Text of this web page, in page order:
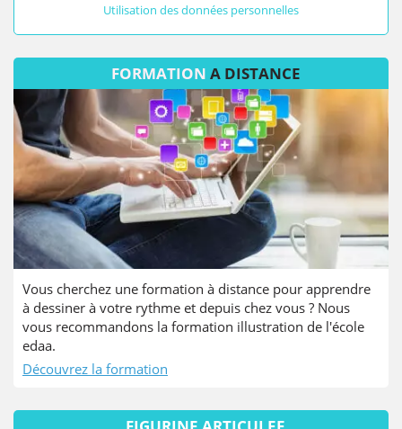
Utilisation des données personnelles
FORMATION A DISTANCE
Vous cherchez une formation à distance pour apprendre
à dessiner à votre rythme et depuis chez vous ? Nous
vous recommandons la formation illustration de l'école
edaa.
Découvrez la formation